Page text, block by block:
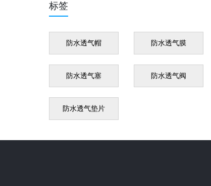
标签
防水透气帽 防水透气膜
防水透气塞 防水透气阀
防水透气垫片